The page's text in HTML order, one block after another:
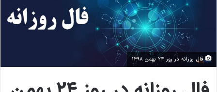
فال روزانه در روز 24 بهمن 1398